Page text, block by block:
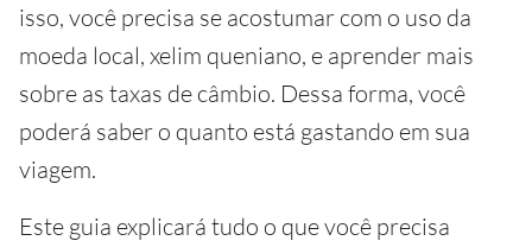
isso, você precisa se acostumar com o uso da
moeda local, xelim queniano, e aprender mais
sobre as taxas de câmbio. Dessa forma, você
poderá saber o quanto está gastando em sua
viagem.
Este guia explicará tudo o que você precisa